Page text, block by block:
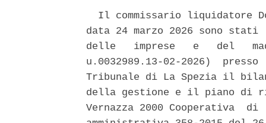
Il commissario liquidatore
data 24 marzo 2026 sono
delle   imprese   e   del
u.0032989.13-02-2026)
Tribunale di La Spezia il
della gestione e il piano di
Vernazza 2000 Cooperativa